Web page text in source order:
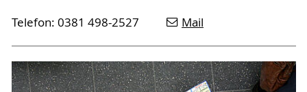
Telefon: 0381 498-2527 Mail